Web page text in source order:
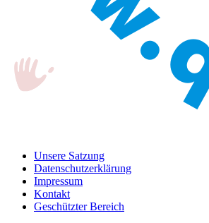
Unsere Satzung
Datenschutzerklärung
Impressum
Kontakt
Geschützter Bereich